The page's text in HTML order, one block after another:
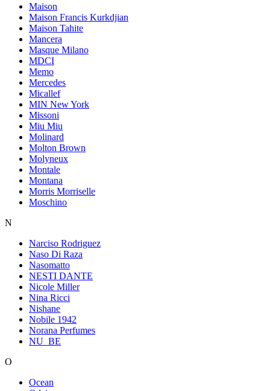
Maison
Maison Francis Kurkdjian
Maison Tahite
Mancera
Masque Milano
MDCI
Memo
Mercedes
Micallef
MIN New York
Missoni
Miu Miu
Molinard
Molton Brown
Molyneux
Montale
Montana
Morris Morriselle
Moschino
N
Narciso Rodriguez
Naso Di Raza
Nasomatto
NESTI DANTE
Nicole Miller
Nina Ricci
Nishane
Nobile 1942
Norana Perfumes
NU_BE
O
Ocean